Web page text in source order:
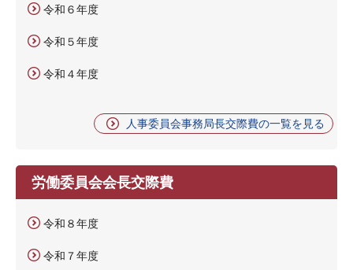
令和６年度
令和５年度
令和４年度
人事委員会事務局長交際費の一覧を見る
労働委員会会長交際費
令和８年度
令和７年度